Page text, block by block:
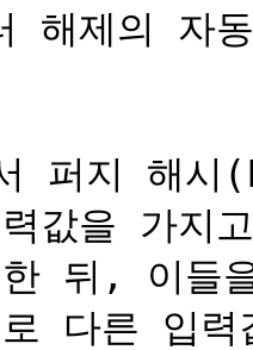
해제의 자
퍼지 해
값을 가지
뒤, 이들
다른 입력